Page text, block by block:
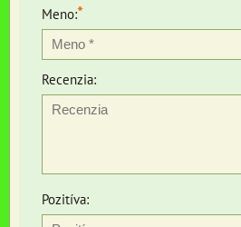
Meno:*
Recenzia:
Pozitíva: